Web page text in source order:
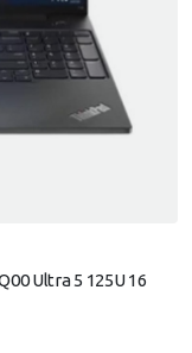
Ultra 5 125U 16